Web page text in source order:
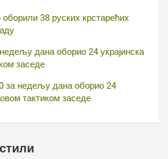
оборили 38 руских крстарећих
дана оборио 24 украјинска
заседе
за недељу дана оборио 24
тактиком заседе